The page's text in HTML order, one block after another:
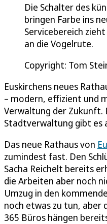
Die Schalter des
bringen Farbe ins
Servicebereich
an die Vogelrute.
Copyright: Tom
Euskirchens neues
– modern, effizient und
Verwaltung der Zukunft.
Stadtverwaltung gibt es
Das neue Rathaus von
zumindest fast. Den
Sacha Reichelt bereits
die Arbeiten aber noch
Umzug in den
noch etwas zu tun, aber
365 Büros hängen